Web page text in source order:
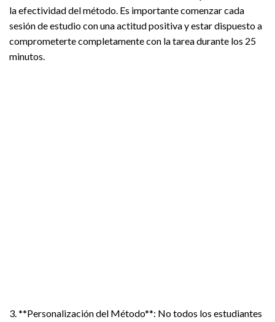
la efectividad del método. Es importante comenzar cada
sesión de estudio con una actitud positiva y estar dispuesto a
comprometerte completamente con la tarea durante los 25
minutos.
3. **Personalización del Método**: No todos los estudiantes